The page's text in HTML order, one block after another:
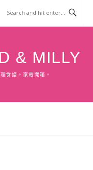
& MILLY
食譜。家電開箱。